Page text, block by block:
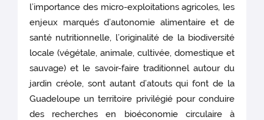
l’importance des micro-exploitations agricoles, les
enjeux marqués d’autonomie alimentaire et de
santé nutritionnelle, l’originalité de la biodiversité
locale (végétale, animale, cultivée, domestique et
sauvage) et le savoir-faire traditionnel autour du
jardin créole, sont autant d’atouts qui font de la
Guadeloupe un territoire privilégié pour conduire
des recherches en bioéconomie circulaire à